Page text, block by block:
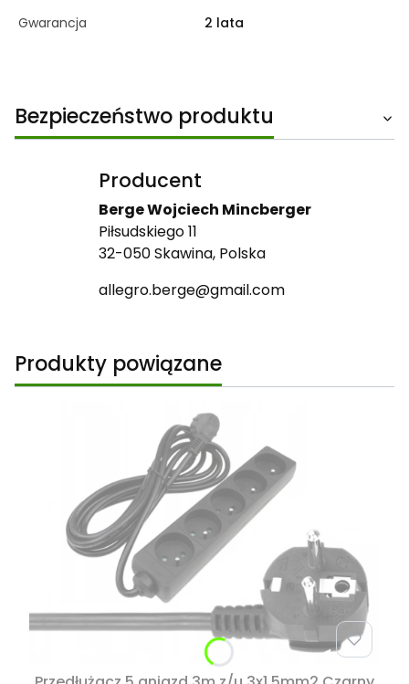
Gwarancja 2 lata
Bezpieczeństwo produktu
Producent
Berge Wojciech Mincberger
Piłsudskiego 11
32-050 Skawina, Polska
allegro.berge@gmail.com
Produkty powiązane